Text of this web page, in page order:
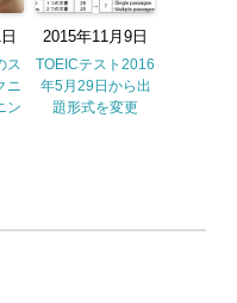
ス
ニ
ン
2015年11月9日
TOEICテスト2016
年5月29日から出
題形式を変更